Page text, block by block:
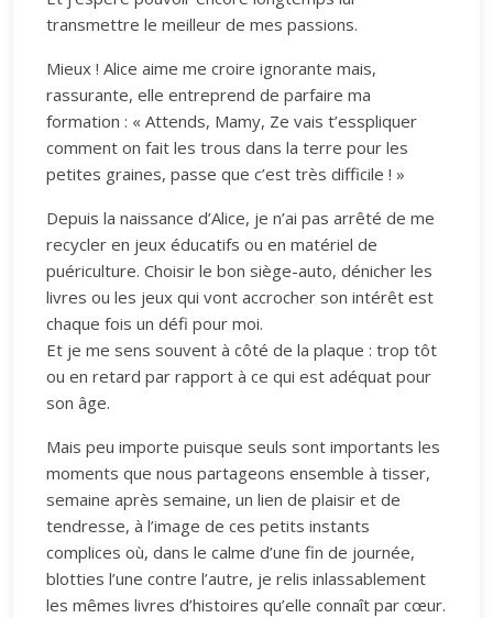
transmettre le meilleur de mes passions.
Mieux ! Alice aime me croire ignorante mais,
rassurante, elle entreprend de parfaire ma
formation : « Attends, Mamy, Ze vais t’esspliquer
comment on fait les trous dans la terre pour les
petites graines, passe que c’est très difficile ! »
Depuis la naissance d’Alice, je n’ai pas arrêté de me
recycler en jeux éducatifs ou en matériel de
puériculture. Choisir le bon siège-auto, dénicher les
livres ou les jeux qui vont accrocher son intérêt est
chaque fois un défi pour moi.
Et je me sens souvent à côté de la plaque : trop tôt
ou en retard par rapport à ce qui est adéquat pour
son âge.
Mais peu importe puisque seuls sont importants les
moments que nous partageons ensemble à tisser,
semaine après semaine, un lien de plaisir et de
tendresse, à l’image de ces petits instants
complices où, dans le calme d’une fin de journée,
blotties l’une contre l’autre, je relis inlassablement
les mêmes livres d’histoires qu’elle connaît par cœur.